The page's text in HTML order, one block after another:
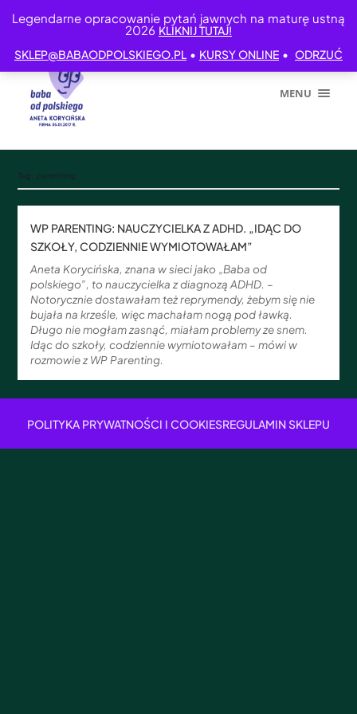
Legendarne opracowanie pytań jawnych na maturę ustną
2026 KLIKNIJ TUTAJ!
SKLEP@BABAODPOLSKIEGO.PL • KURSY ONLINE • ODRZUĆ
MENU
WP PARENTING: NAUCZYCIELKA Z ADHD. „IDĄC DO
SZKOŁY, CODZIENNIE WYMIOTOWAŁAM”
Aneta Korycińska, znana w sieci jako „Baba od
polskiego”, to nauczycielka z diagnozą ADHD. –
Notorycznie dostawałam też reprymendy, żebym się nie
bujała na krześle, więc machałam nogą pod ławką.
Długo nie mogłam zasnąć, miałam problemy ze snem.
Idąc do szkoły, codziennie wymiotowałam – mówi w
rozmowie z WP Parenting.
POLITYKA PRYWATNOŚCI I COOKIESREGULAMIN SKLEPU